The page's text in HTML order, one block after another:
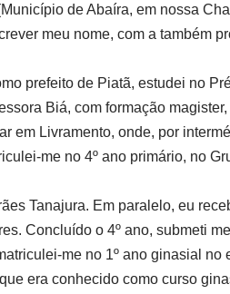
de Abaíra, em nossa
meu nome, com a também
prefeito de Piatã, estudei no
Biá, com formação
em Livramento, onde, por
me no 4º ano primário, no
Tanajura. Em paralelo, eu
Concluído o 4º ano, submeti
me no 1º ano ginasial no
era conhecido como curso